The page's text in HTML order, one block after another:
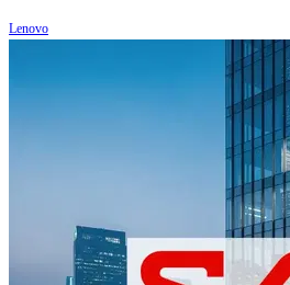
Lenovo